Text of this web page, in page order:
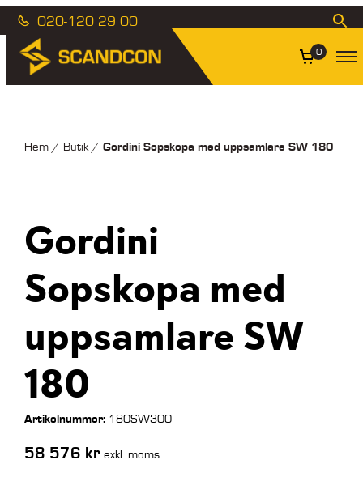
020-120 29 00
0
Hem/ Butik/ Gordini Sopskopa med uppsamlare SW 180
Gordini
Sopskopa med
uppsamlare SW
180
Artikelnummer:180SW300
58 576 kr exkl. moms